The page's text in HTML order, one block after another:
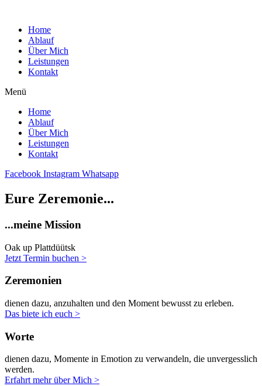
wechselnHome
Ablauf
Über Mich
Leistungen
Kontakt
Menü
Home
Ablauf
Über Mich
Leistungen
Kontakt
Facebook Instagram Whatsapp
Eure Zeremonie...
...meine Mission
Oak up Plattdüütsk
Jetzt Termin buchen >
Zeremonien
dienen dazu, anzuhalten und den Moment bewusst zu erleben.
Das biete ich euch >
Worte
dienen dazu, Momente in Emotion zu verwandeln, die unvergesslich
werden.
Erfahrt mehr über Mich >